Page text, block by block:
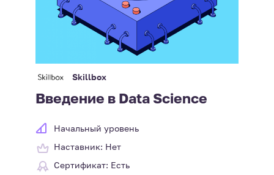
Skillbox
Введение в Data Science
Начальный уровень
Наставник: Нет
Сертификат: Есть